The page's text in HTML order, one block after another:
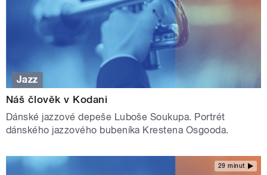
Jazz
Náš člověk v Kodani
Dánské jazzové depeše Luboše Soukupa. Portrét
dánského jazzového bubeníka Krestena Osgooda.
29 minut